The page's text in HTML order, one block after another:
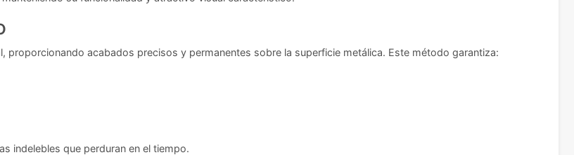
proporcionando acabados precisos y permanentes sobre la superficie metálica. Este método garantiza:
indelebles que perduran en el tiempo.